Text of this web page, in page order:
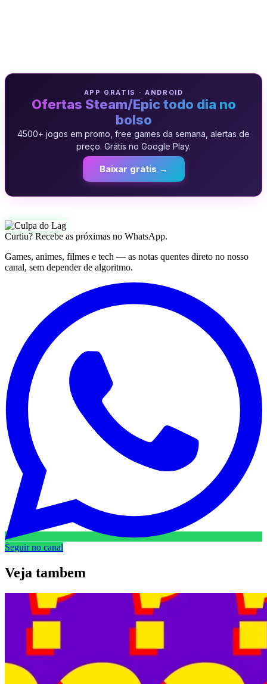
APP GRATIS · ANDROID
Ofertas Steam/Epic todo dia no
bolso
4500+ jogos em promo, free games da semana, alertas de
preço. Grátis no Google Play.
Baixar grátis →
Curtiu? Recebe as próximas no WhatsApp.
Games, animes, filmes e tech — as notas quentes direto no nosso
canal, sem depender de algoritmo.
Seguir no canal
Veja tambem